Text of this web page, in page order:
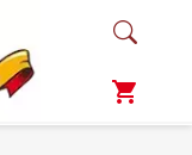
shopping_cart